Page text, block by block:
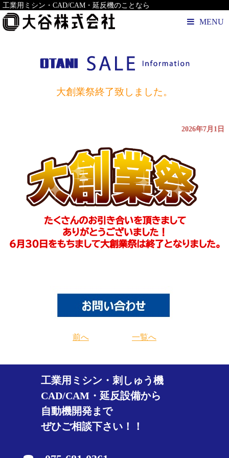
工業用ミシン・CAD/CAM・延反機のことなら
MENU
大創業祭終了致しました。
2026年7月1日
前へ 一覧へ
工業用ミシン・刺しゅう機
CAD/CAM・延反設備から
自動機開発まで
ぜひご相談下さい！！